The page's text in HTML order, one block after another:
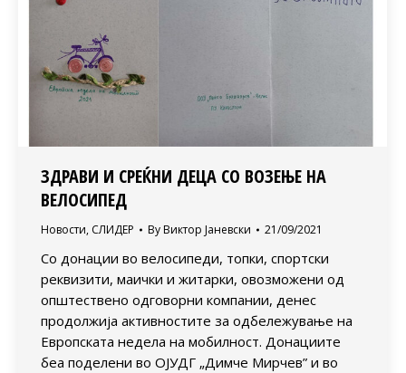
ЗДРАВИ И СРЕЌНИ ДЕЦА СО ВОЗЕЊЕ НА
ВЕЛОСИПЕД
Новости, СЛИДЕР By Виктор Јаневски 21/09/2021
Со донации во велосипеди, топки, спортски
реквизити, маички и житарки, овозможени од
општествено одговорни компании, денес
продолжија активностите за одбележување на
Европската недела на мобилност. Донациите
беа поделени во ОЈУДГ „Димче Мирчев” и во